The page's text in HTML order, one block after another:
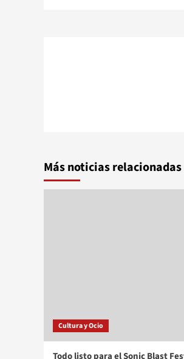
Más noticias relacionadas
Cultura y Ocio
Todo listo para el Sonic Blast